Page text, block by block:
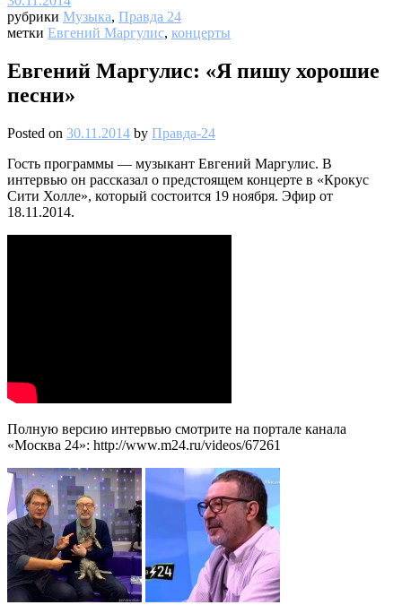
рубрики Музыка, Правда 24
метки Евгений Маргулис, концерты
Евгений Маргулис: «Я пишу хорошие
песни»
Posted on 30.11.2014 by Правда-24
Гость программы — музыкант Евгений Маргулис. В
интервью он рассказал о предстоящем концерте в «Крокус
Сити Холле», который состоится 19 ноября. Эфир от
18.11.2014.
Полную версию интервью смотрите на портале канала
«Москва 24»: http://www.m24.ru/videos/67261